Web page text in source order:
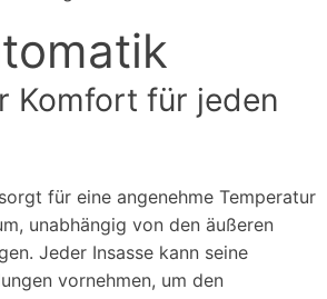
Komfort für jeden
für eine angenehme Temperatur
unabhängig von den äußeren
Jeder Insasse kann seine
vornehmen, um den